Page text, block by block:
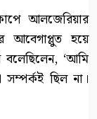
আলজেরিয়ার
আবেগাপ্লুত হয়ে
বলেছিলেন, ‘আমি
ছিল না।